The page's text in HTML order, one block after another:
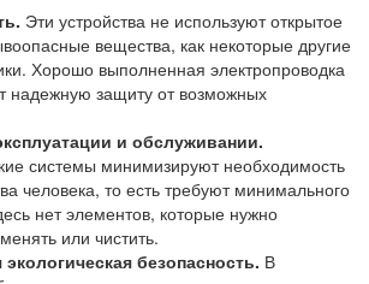
Эти устройства не используют открытое
вещества, как некоторые другие
Хорошо выполненная электропроводка
надежную защиту от возможных
и обслуживании.
системы минимизируют необходимость
человека, то есть требуют минимального
нет элементов, которые нужно
или чистить.
безопасность. В